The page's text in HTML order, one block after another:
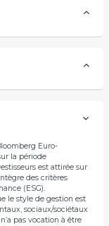
Euro-
la période
est attirée sur
des critères
(ESG).
le style de gestion est
sociaux/sociétaux
pas vocation à être